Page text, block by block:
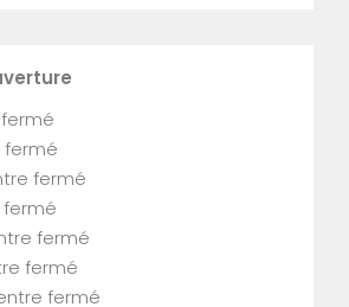
fermé
fermé
fermé
fermé
fermé
fermé